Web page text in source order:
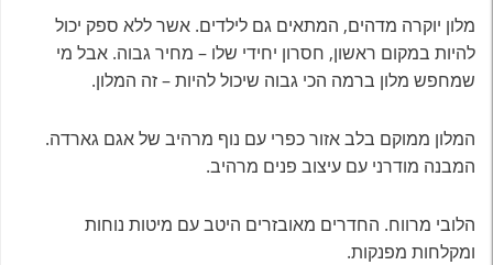
מלון יוקרה מדהים, המתאים גם לילדים. אשר ללא ספק יכול
להיות במקום ראשון, חסרון יחידי שלו – מחיר גבוה. אבל מי
שמחפש מלון ברמה הכי גבוה שיכול להיות – זה המלון.
המלון ממוקם בלב אזור כפרי עם נוף מרהיב של אגם גארדה.
המבנה מודרני עם עיצוב פנים מרהיב.
הלובי מרווח. החדרים מאובזרים היטב עם מיטות נוחות
ומקלחות מפנקות.